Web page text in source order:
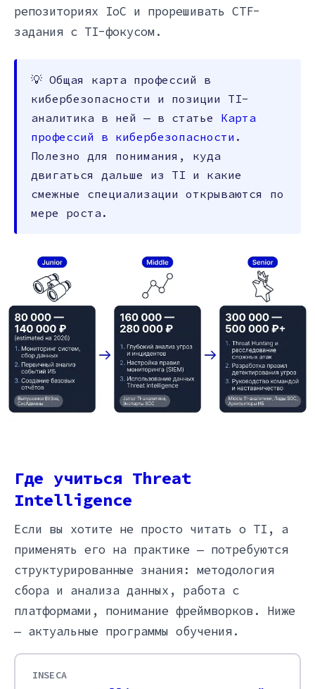
репозиториях IoC и прорешивать CTF-
задания с TI-фокусом.
💡 Общая карта профессий в
кибербезопасности и позиции TI-
аналитика в ней — в статье Карта
профессий в кибербезопасности .
Полезно для понимания, куда
двигаться дальше из TI и какие
смежные специализации открываются по
мере роста.
Где учиться Threat
Intelligence
Если вы хотите не просто читать о TI, а
применять его на практике — потребуются
структурированные знания: методология
сбора и анализа данных, работа с
платформами, понимание фреймворков. Ниже
— актуальные программы обучения.
INSECA